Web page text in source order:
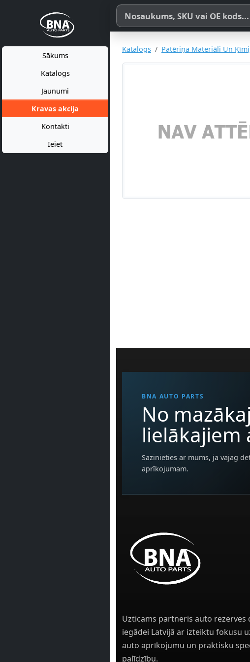
Sākums
Katalogs
Jaunumi
Kravas akcija
Kontakti
Ieiet
Meklēt pēc produkta nosaukuma, SKU
Katalogs Patēriņa Materiāli Un
BNA AUTO PARTS
No
Sazinieties ar mums, ja vajag
aprīkojumam.
Uzticams partneris auto rezerves
iegādei Latvijā ar izteiktu fokusu
auto aprīkojumu un praktisku
palīdzību.